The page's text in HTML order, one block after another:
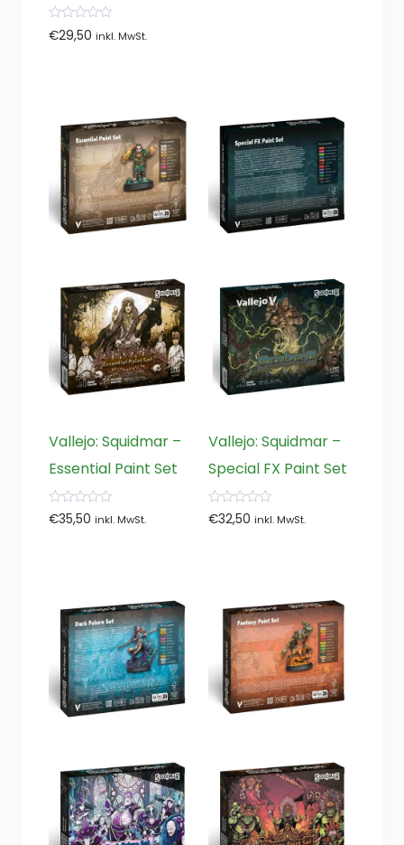
0
von
€29,50 inkl. MwSt.
Vallejo: Squidmar –
Essential Paint Set
0
von
€35,50 inkl. MwSt.
Vallejo: Squidmar –
Special FX Paint Set
0
von
€32,50 inkl. MwSt.